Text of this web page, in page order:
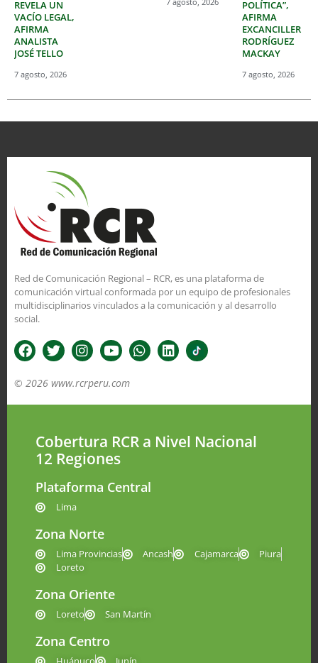
REVELA UN
VACÍO LEGAL,
AFIRMA
ANALISTA
JOSÉ TELLO
7 agosto, 2026
POLÍTICA”,
AFIRMA
EXCANCILLER
RODRÍGUEZ
MACKAY
7 agosto, 2026
Red de Comunicación Regional – RCR, es una plataforma de
comunicación virtual conformada por un equipo de profesionales
multidisciplinarios vinculados a la comunicación y al desarrollo
social.
© 2026 www.rcrperu.com
Cobertura RCR a Nivel Nacional
12 Regiones
Plataforma Central
Lima
Zona Norte
Lima Provincias Ancash Cajamarca
Piura
Loreto
Zona Oriente
Loreto San Martín
Zona Centro